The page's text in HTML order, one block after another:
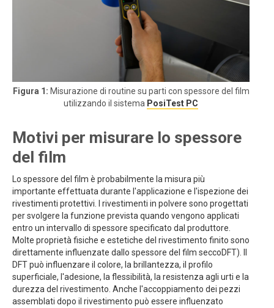
Figura 1: Misurazione di routine su parti con spessore del film
utilizzando il sistema PosiTest PC
Motivi per misurare lo spessore
del film
Lo spessore del film è probabilmente la misura più
importante effettuata durante l'applicazione e l'ispezione dei
rivestimenti protettivi. I rivestimenti in polvere sono progettati
per svolgere la funzione prevista quando vengono applicati
entro un intervallo di spessore specificato dal produttore.
Molte proprietà fisiche e estetiche del rivestimento finito sono
direttamente influenzate dallo spessore del film seccoDFT). Il
DFT può influenzare il colore, la brillantezza, il profilo
superficiale, l'adesione, la flessibilità, la resistenza agli urti e la
durezza del rivestimento. Anche l'accoppiamento dei pezzi
assemblati dopo il rivestimento può essere influenzato